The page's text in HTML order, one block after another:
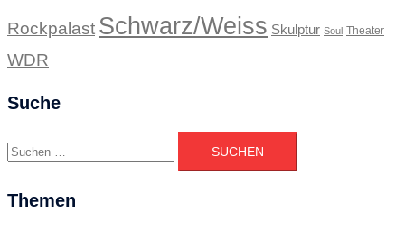
Rockpalast Schwarz/Weiss Skulptur Soul Theater
WDR
Suche
Suchen
nach:
Themen